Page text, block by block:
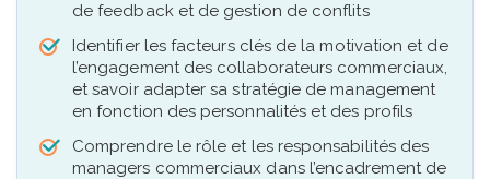
de feedback et de gestion de conflits
Identifier les facteurs clés de la motivation et de
l’engagement des collaborateurs commerciaux,
et savoir adapter sa stratégie de management
en fonction des personnalités et des profils
Comprendre le rôle et les responsabilités des
managers commerciaux dans l’encadrement de